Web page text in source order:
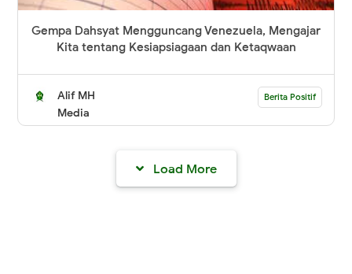
Gempa Dahsyat Mengguncang Venezuela, Mengajar
Kita tentang Kesiapsiagaan dan Ketaqwaan
Alif MH
Media
Berita Positif
Load More